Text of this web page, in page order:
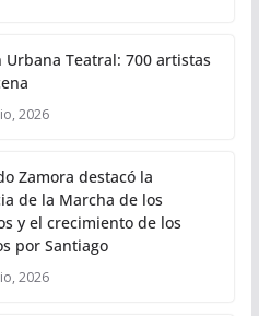
Urbana Teatral: 700 artistas
2026
Zamora destacó la
de la Marcha de los
y el crecimiento de los
por Santiago
2026